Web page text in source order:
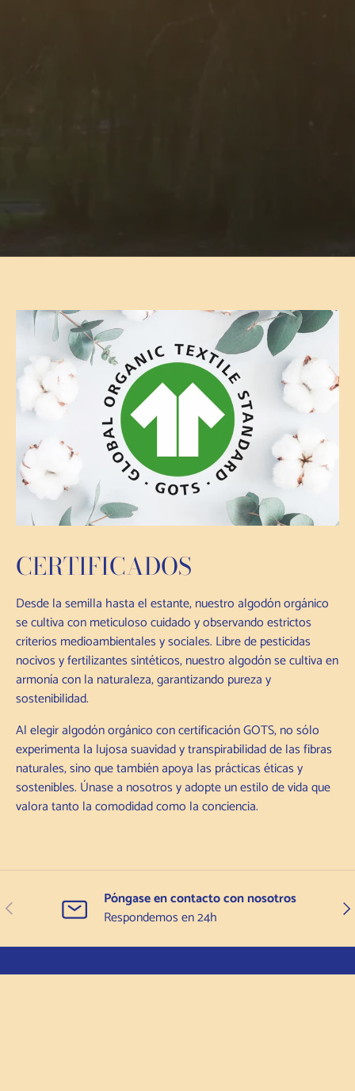
CERTIFICADOS
Desde la semilla hasta el estante, nuestro algodón orgánico
se cultiva con meticuloso cuidado y observando estrictos
criterios medioambientales y sociales. Libre de pesticidas
nocivos y fertilizantes sintéticos, nuestro algodón se cultiva en
armonía con la naturaleza, garantizando pureza y
sostenibilidad.
Al elegir algodón orgánico con certificación GOTS, no sólo
experimenta la lujosa suavidad y transpirabilidad de las fibras
naturales, sino que también apoya las prácticas éticas y
sostenibles. Únase a nosotros y adopte un estilo de vida que
valora tanto la comodidad como la conciencia.
Anterior
Póngase en contacto con nosotros
Respondemos en 24h
H